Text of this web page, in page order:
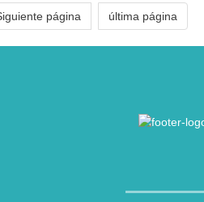
página última página